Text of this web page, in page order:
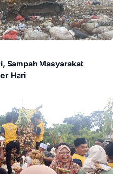
Sampah Masyarakat
Hari